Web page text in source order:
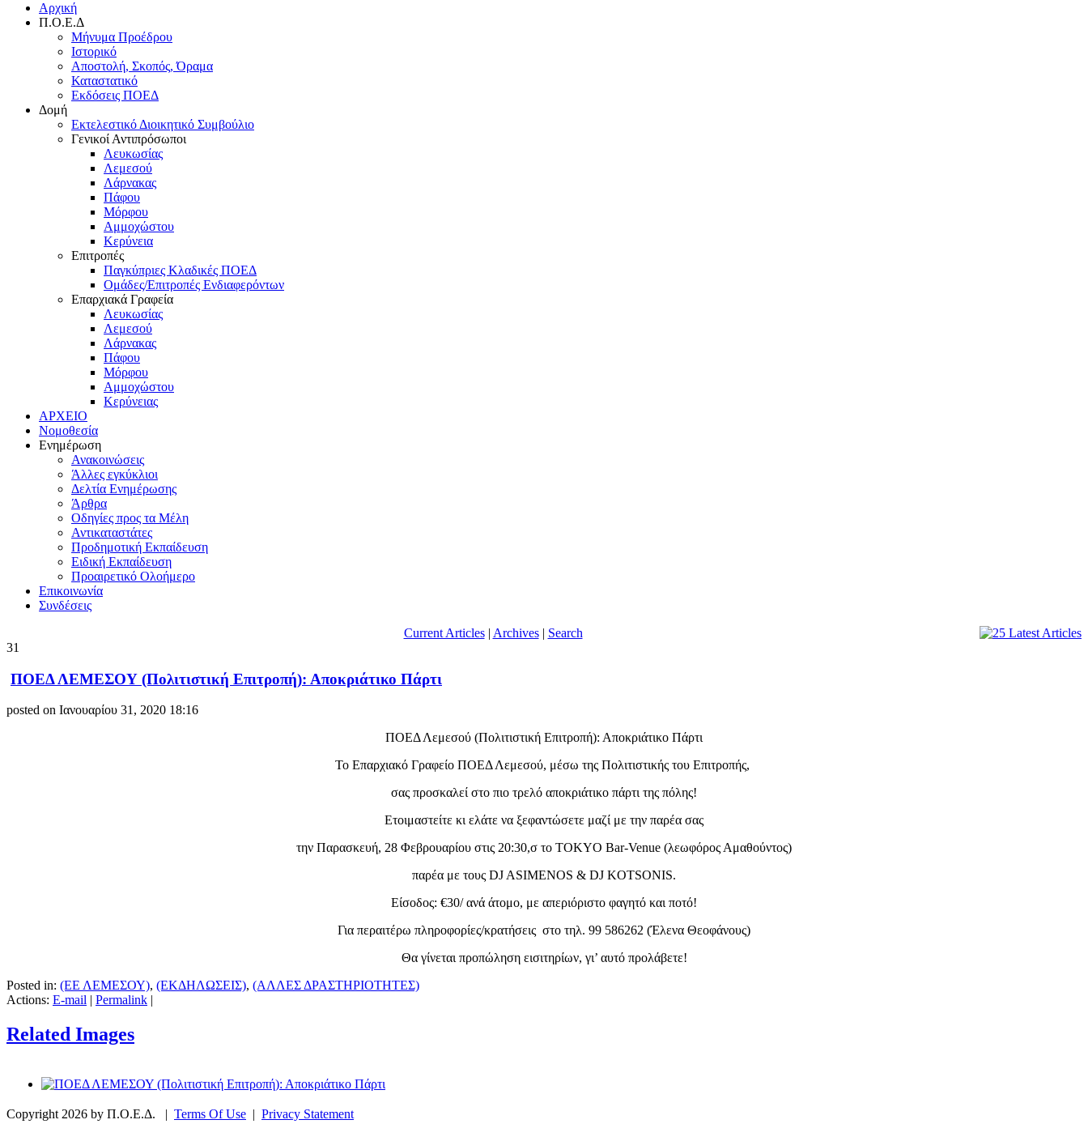
Αρχική
Π.Ο.Ε.Δ
Μήνυμα Προέδρου
Ιστορικό
Αποστολή, Σκοπός, Όραμα
Καταστατικό
Εκδόσεις ΠΟΕΔ
Δομή
Εκτελεστικό Διοικητικό Συμβούλιο
Γενικοί Αντιπρόσωποι
Λευκωσίας
Λεμεσού
Λάρνακας
Πάφου
Μόρφου
Αμμοχώστου
Κερύνεια
Επιτροπές
Παγκύπριες Κλαδικές ΠΟΕΔ
Ομάδες/Επιτροπές Ενδιαφερόντων
Επαρχιακά Γραφεία
Λευκωσίας
Λεμεσού
Λάρνακας
Πάφου
Μόρφου
Αμμοχώστου
Κερύνειας
ΑΡΧΕΙΟ
Νομοθεσία
Ενημέρωση
Ανακοινώσεις
Άλλες εγκύκλιοι
Δελτία Ενημέρωσης
Άρθρα
Οδηγίες προς τα Μέλη
Αντικαταστάτες
Προδημοτική Εκπαίδευση
Ειδική Εκπαίδευση
Προαιρετικό Ολοήμερο
Επικοινωνία
Συνδέσεις
Current Articles| Archives| Search
31
ΠΟΕΔ ΛΕΜΕΣΟΥ (Πολιτιστική Επιτροπή): Αποκριάτικο Πάρτι
posted on Ιανουαρίου 31, 2020 18:16
ΠΟΕΔ Λεμεσού (Πολιτιστική Επιτροπή): Αποκριάτικο Πάρτι
Το Επαρχιακό Γραφείο ΠΟΕΔ Λεμεσού, μέσω της Πολιτιστικής του Επιτροπής,
σας προσκαλεί στο πιο τρελό αποκριάτικο πάρτι της πόλης!
Ετοιμαστείτε κι ελάτε να ξεφαντώσετε μαζί με την παρέα σας
την Παρασκευή, 28 Φεβρουαρίου στις 20:30,σ το TOKYO Bar-Venue (λεωφόρος Αμαθούντος)
παρέα με τους DJ ASIMENOS & DJ KOTSONIS.
Είσοδος: €30/ ανά άτομο, με απεριόριστο φαγητό και ποτό!
Για περαιτέρω πληροφορίες/κρατήσεις στο τηλ. 99 586262 (Έλενα Θεοφάνους)
Θα γίνεται προπώληση εισιτηρίων, γι’ αυτό προλάβετε!
Posted in: (ΕΕ ΛΕΜΕΣΟΥ), (ΕΚΔΗΛΩΣΕΙΣ), (ΑΛΛΕΣ ΔΡΑΣΤΗΡΙΟΤΗΤΕΣ)
Actions: E-mail | Permalink |
Related Images
Copyright 2026 by Π.Ο.Ε.Δ. | Terms Of Use | Privacy Statement